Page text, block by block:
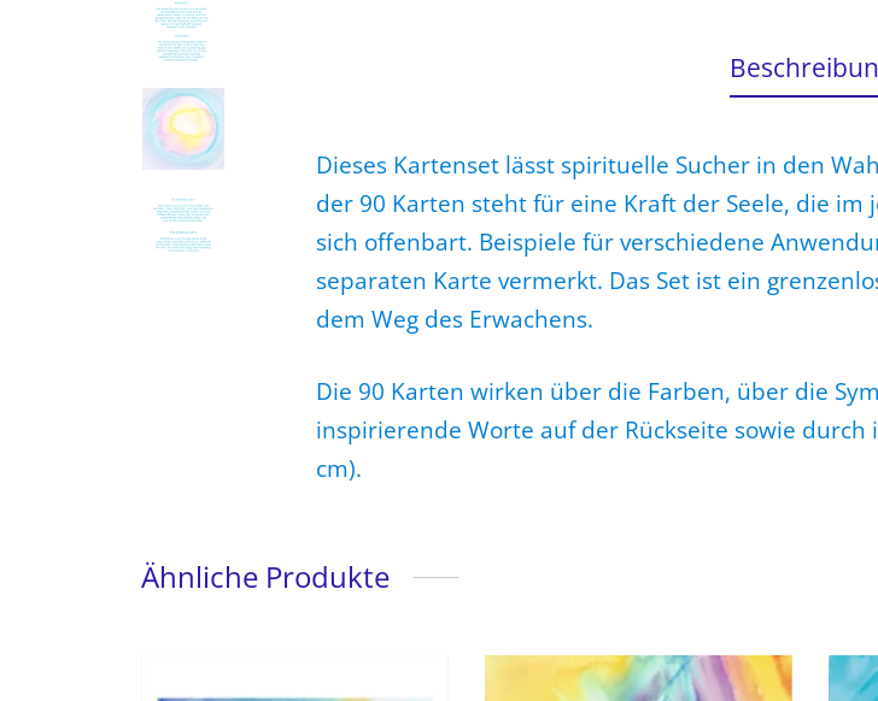
Dieses Kartenset lässt spirituelle Sucher in den
der 90 Karten steht für eine Kraft der Seele, die im
sich offenbart. Beispiele für verschiedene
separaten Karte vermerkt. Das Set ist ein
dem Weg des Erwachens.
Die 90 Karten wirken über die Farben, über die
inspirierende Worte auf der Rückseite sowie durch
cm).
Ähnliche Produkte